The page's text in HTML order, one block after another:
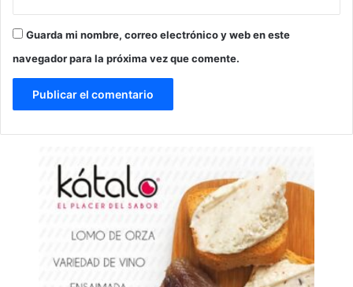
Guarda mi nombre, correo electrónico y web en este
navegador para la próxima vez que comente.